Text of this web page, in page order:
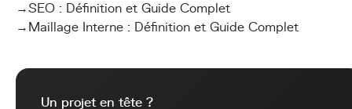
→SEO : Définition et Guide Complet
→ Maillage Interne : Définition et Guide Complet
Un projet en tête ?